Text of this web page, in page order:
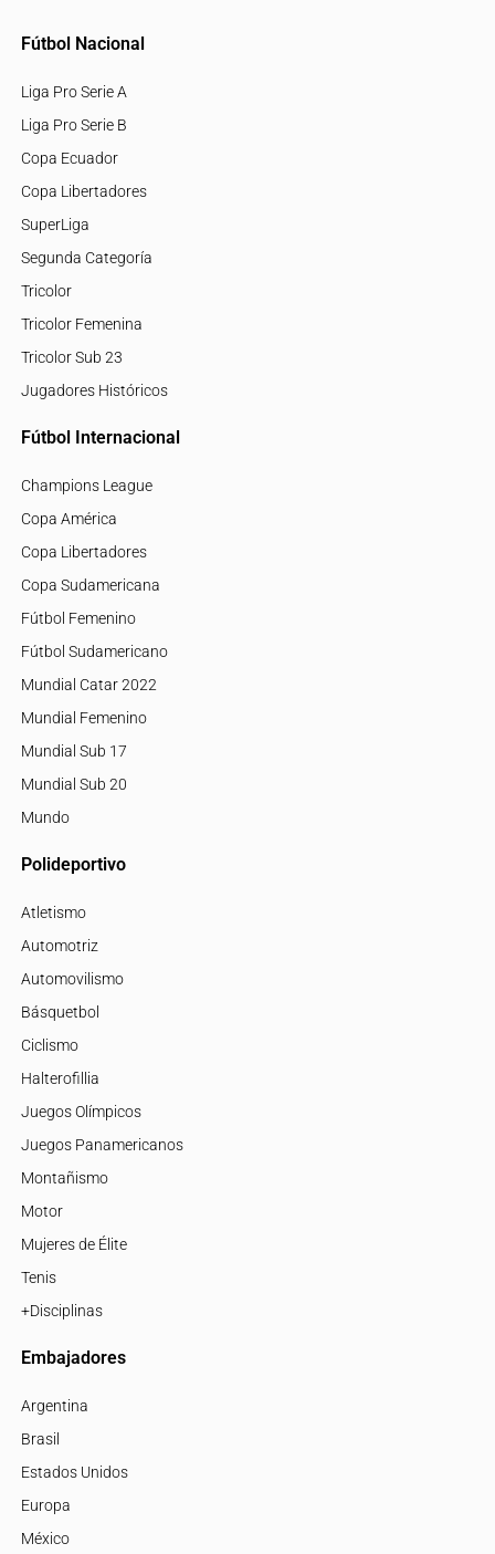
Fútbol Nacional
Liga Pro Serie A
Liga Pro Serie B
Copa Ecuador
Copa Libertadores
SuperLiga
Segunda Categoría
Tricolor
Tricolor Femenina
Tricolor Sub 23
Jugadores Históricos
Fútbol Internacional
Champions League
Copa América
Copa Libertadores
Copa Sudamericana
Fútbol Femenino
Fútbol Sudamericano
Mundial Catar 2022
Mundial Femenino
Mundial Sub 17
Mundial Sub 20
Mundo
Polideportivo
Atletismo
Automotriz
Automovilismo
Básquetbol
Ciclismo
Halterofillia
Juegos Olímpicos
Juegos Panamericanos
Montañismo
Motor
Mujeres de Élite
Tenis
+Disciplinas
Embajadores
Argentina
Brasil
Estados Unidos
Europa
México